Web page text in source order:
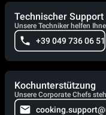
Technischer Support
Unsere Techniker helfen
+39 049 736 06 51
Kochunterstützung
Unsere Corporate Chefs